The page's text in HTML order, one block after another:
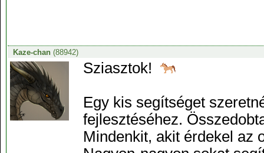
Kaze-chan(88942)
Sziasztok!
Egy kis segítséget
fejlesztéséhez.
Mindenkit, akit érdekel az